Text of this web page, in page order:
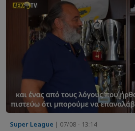
Super League | 07/08 - 13:14